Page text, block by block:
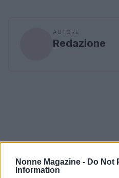
Nonne Magazine - Do Not
Information
AUTORE
Redazione